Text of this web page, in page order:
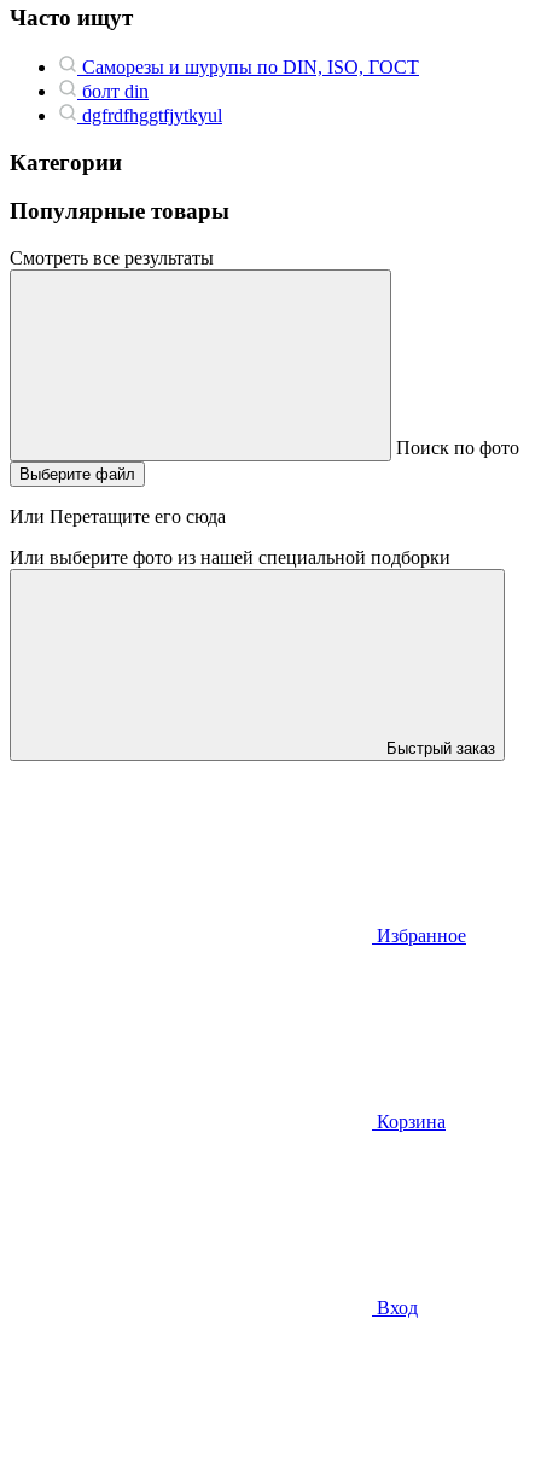
Часто ищут
Саморезы и шурупы по DIN, ISO, ГОСТ
болт din
dgfrdfhggtfjytkyul
Категории
Популярные товары
Смотреть все результаты
Поиск по фото
Выберите файл
Или Перетащите его сюда
Или выберите фото из нашей специальной подборки
Быстрый заказ
Избранное
Корзина
Вход